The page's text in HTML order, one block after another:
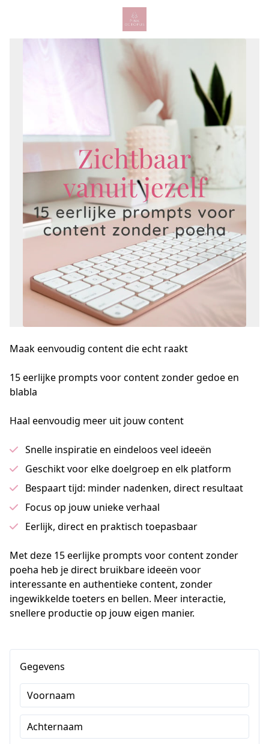
Maak eenvoudig content die echt raakt
15 eerlijke prompts voor content zonder gedoe en
blabla
Haal eenvoudig meer uit jouw content
Snelle inspiratie en eindeloos veel ideeën
Geschikt voor elke doelgroep en elk platform
Bespaart tijd: minder nadenken, direct resultaat
Focus op jouw unieke verhaal
Eerlijk, direct en praktisch toepasbaar
Met deze 15 eerlijke prompts voor content zonder
poeha heb je direct bruikbare ideeën voor
interessante en authentieke content, zonder
ingewikkelde toeters en bellen. Meer interactie,
snellere productie op jouw eigen manier.
Gegevens
Voornaam
Achternaam